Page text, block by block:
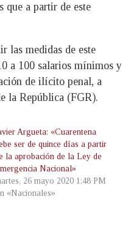
que a partir de este
las medidas de este
a 100 salarios mínimos y
de ilícito penal, a
la República (FGR).
Argueta: «Cuarentena
ser de quince días a partir
la aprobación de la Ley de
Nacional»
26 mayo 2020 1:48 PM
«Nacionales»